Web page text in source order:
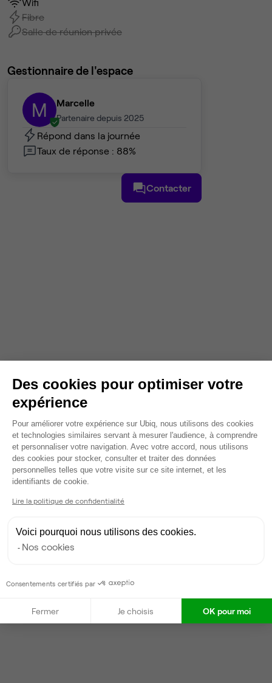
Wifi
Fibre
Salle de réunion privée
Gestionnaire de l'espace
M Marcelle
Partenaire depuis 2025
Répond dans la journée
Taux de réponse : 88%
Contacter
Des cookies pour optimiser votre
expérience
Plateforme de Gestion du
Pour améliorer votre expérience sur Ubiq, nous utilisons des cookies
et technologies similaires servant à mesurer l'audience, à comprendre
et personnaliser votre navigation. Avec votre accord, nous utilisons
des cookies pour stocker, consulter et traiter des données
personnelles telles que votre visite sur ce site internet, et les
identifiants de cookie.
Lire la politique de confidentialité
Voici pourquoi nous utilisons des cookies.
Nos cookies
Consentements certifiés par
Fermer Je choisis OK pour moi